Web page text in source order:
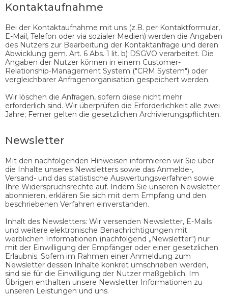
Kontaktaufnahme
Bei der Kontaktaufnahme mit uns (z.B. per Kontaktformular,
E-Mail, Telefon oder via sozialer Medien) werden die Angaben
des Nutzers zur Bearbeitung der Kontaktanfrage und deren
Abwicklung gem. Art. 6 Abs. 1 lit. b) DSGVO verarbeitet. Die
Angaben der Nutzer können in einem Customer-
Relationship-Management System ("CRM System") oder
vergleichbarer Anfragenorganisation gespeichert werden.
Wir löschen die Anfragen, sofern diese nicht mehr
erforderlich sind. Wir überprüfen die Erforderlichkeit alle zwei
Jahre; Ferner gelten die gesetzlichen Archivierungspflichten.
Newsletter
Mit den nachfolgenden Hinweisen informieren wir Sie über
die Inhalte unseres Newsletters sowie das Anmelde-,
Versand- und das statistische Auswertungsverfahren sowie
Ihre Widerspruchsrechte auf. Indem Sie unseren Newsletter
abonnieren, erklären Sie sich mit dem Empfang und den
beschriebenen Verfahren einverstanden.
Inhalt des Newsletters: Wir versenden Newsletter, E-Mails
und weitere elektronische Benachrichtigungen mit
werblichen Informationen (nachfolgend „Newsletter“) nur
mit der Einwilligung der Empfänger oder einer gesetzlichen
Erlaubnis. Sofern im Rahmen einer Anmeldung zum
Newsletter dessen Inhalte konkret umschrieben werden,
sind sie für die Einwilligung der Nutzer maßgeblich. Im
Übrigen enthalten unsere Newsletter Informationen zu
unseren Leistungen und uns.